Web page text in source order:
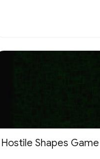
Hostile Shapes Game